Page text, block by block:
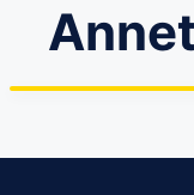
Schaatster Annette
Gerritsen beleeft